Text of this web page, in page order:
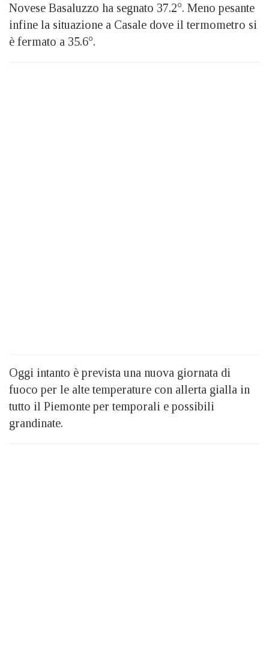
Novese Basaluzzo ha segnato 37.2°. Meno pesante
infine la situazione a Casale dove il termometro si
è fermato a 35.6°.
Oggi intanto è prevista una nuova giornata di
fuoco per le alte temperature con allerta gialla in
tutto il Piemonte per temporali e possibili
grandinate.